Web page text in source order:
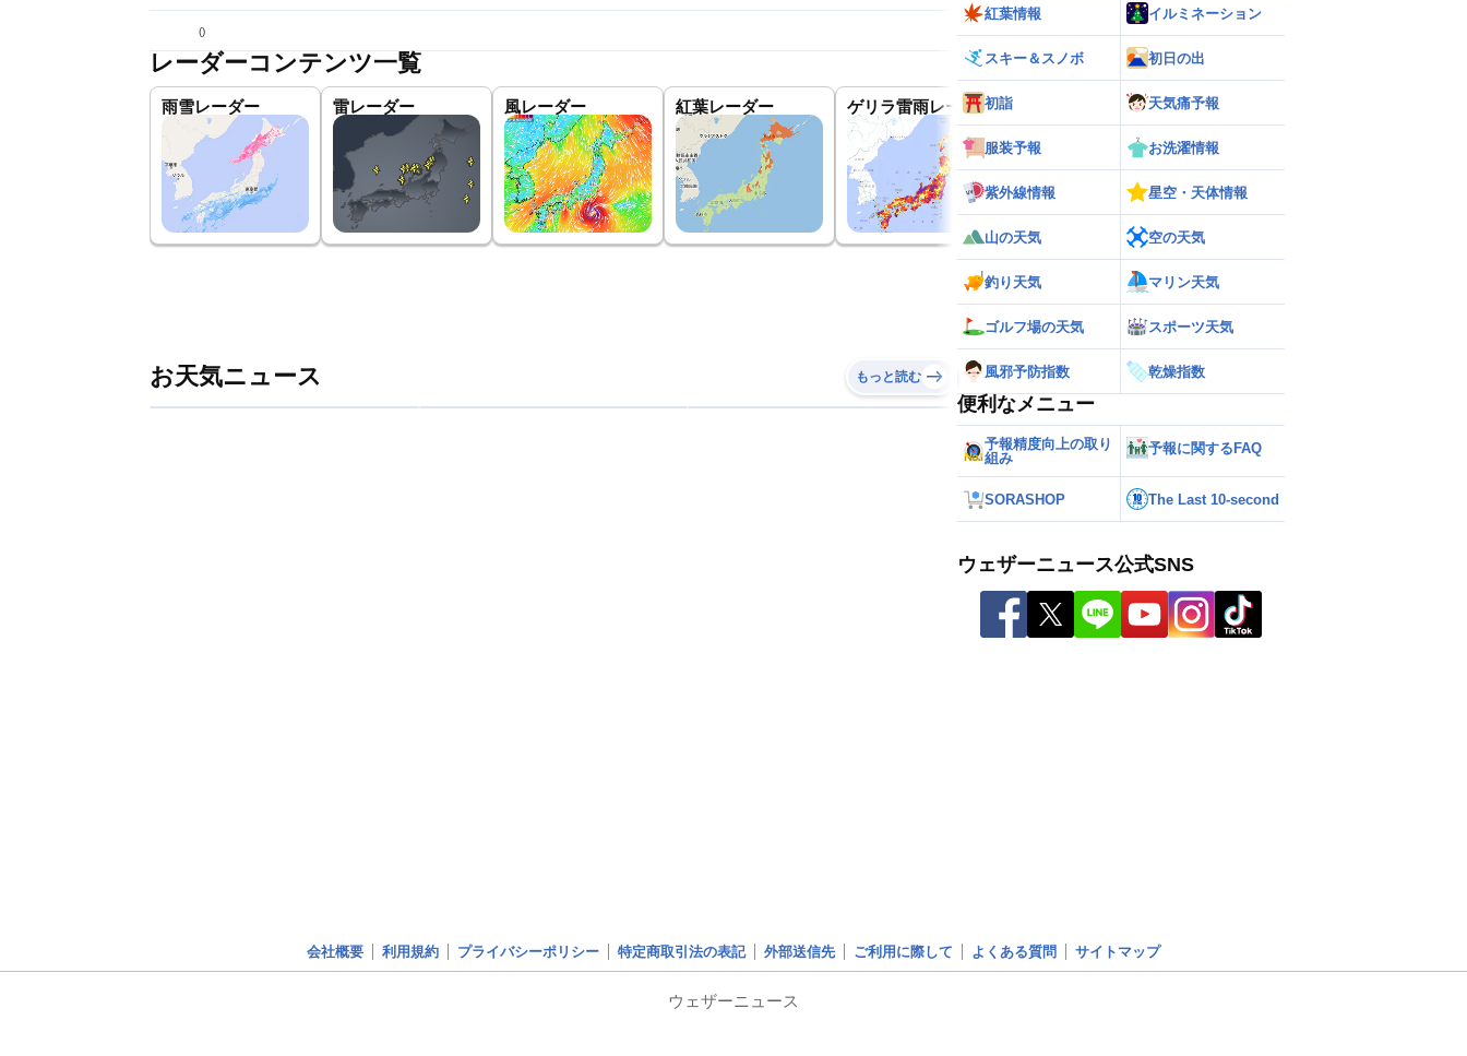
()
レーダーコンテンツ一覧
雨雪レーダー 雷レーダー 風レーダー 紅葉レーダー ゲリラ雷雨レーダー 世界の雨雲レーダー
お天気ニュース もっと読む
紅葉情報 イルミネーション
スキー＆スノボ 初日の出
初詣 天気痛予報
服装予報 お洗濯情報
紫外線情報 星空・天体情報
山の天気 空の天気
釣り天気 マリン天気
ゴルフ場の天気 スポーツ天気
風邪予防指数 乾燥指数
便利なメニュー
予報精度向上の取り
組み
予報に関するFAQ
SORASHOP The Last 10-second
ウェザーニュース公式SNS
会社概要 利用規約 プライバシーポリシー 特定商取引法の表記 外部送信先 ご利用に際して よくある質問 サイトマップ
ウェザーニュース